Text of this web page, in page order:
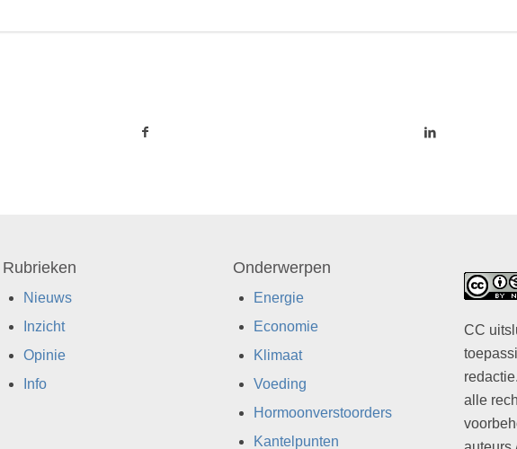
Rubrieken
Nieuws
Inzicht
Opinie
Info
Onderwerpen
Energie
Economie
Klimaat
Voeding
Hormoonverstoorders
Kantelpunten
CC
alle